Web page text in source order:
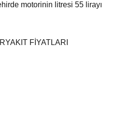
motorinin litresi 55 lirayı
FİYATLARI